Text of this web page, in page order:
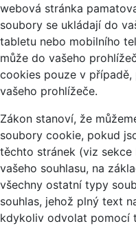
webová stránka
soubory se ukládají do
tabletu nebo mobilního
může do vašeho
cookies pouze v
vašeho prohlížeče.
Zákon stanoví, že
soubory cookie, pokud
těchto stránek (viz
vašeho souhlasu, na
všechny ostatní typy
souhlas, jehož plný text
kdykoliv odvolat pomocí